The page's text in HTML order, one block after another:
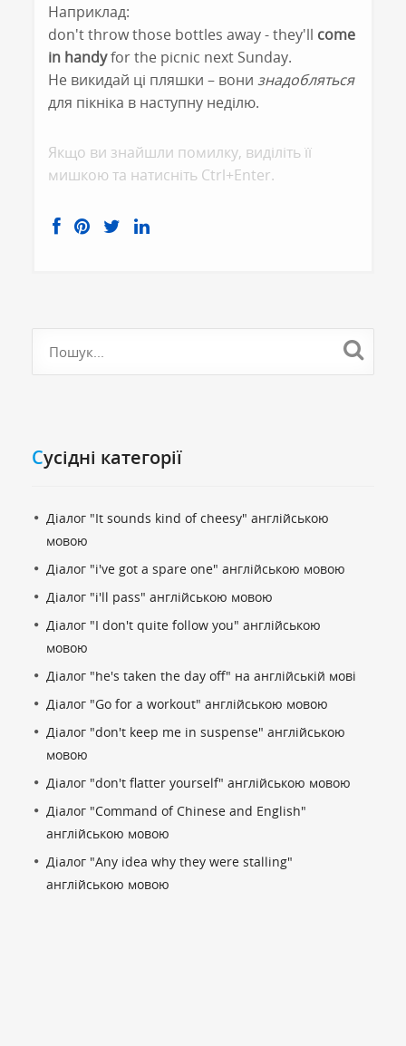
Наприклад:
don't throw those bottles away - they'll come
in handyfor the picnic next Sunday.
Не викидай ці пляшки – вони знадобляться
для пікніка в наступну неділю.
Якщо ви знайшли помилку, видiлiть її
мишкою та натисніть Ctrl+Enter.
Cусідні категорії
Діалог "It sounds kind of cheesy" англійською
мовою
Діалог "i've got a spare one" англійською мовою
Діалог "i'll pass" англійською мовою
Діалог "I don't quite follow you" англійською
мовою
Діалог "he's taken the day off" на англійській мові
Діалог "Go for a workout" англійською мовою
Діалог "don't keep me in suspense" англійською
мовою
Діалог "don't flatter yourself" англійською мовою
Діалог "Command of Chinese and English"
англійською мовою
Діалог "Any idea why they were stalling"
англійською мовою